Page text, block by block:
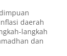
daerah
langkah
dan